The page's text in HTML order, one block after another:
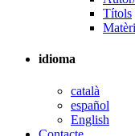
Títols
idioma
català
español
English